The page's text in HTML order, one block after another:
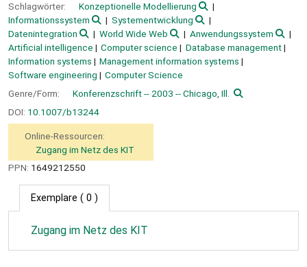
Schlagwörter:
Konzeptionelle Modellierung
Informationssystem
Systementwicklung
Datenintegration
World Wide Web
Anwendungssystem
Artificial intelligence
Computer science
Database management
Information systems
Management information systems
Software engineering
Computer Science
Genre/Form:
Konferenzschrift -- 2003 -- Chicago, Ill.
DOI: 10.1007/b13244
Online-Ressourcen:
Zugang im Netz des KIT
PPN: 1649212550
Exemplare ( 0 )
Zugang im Netz des KIT